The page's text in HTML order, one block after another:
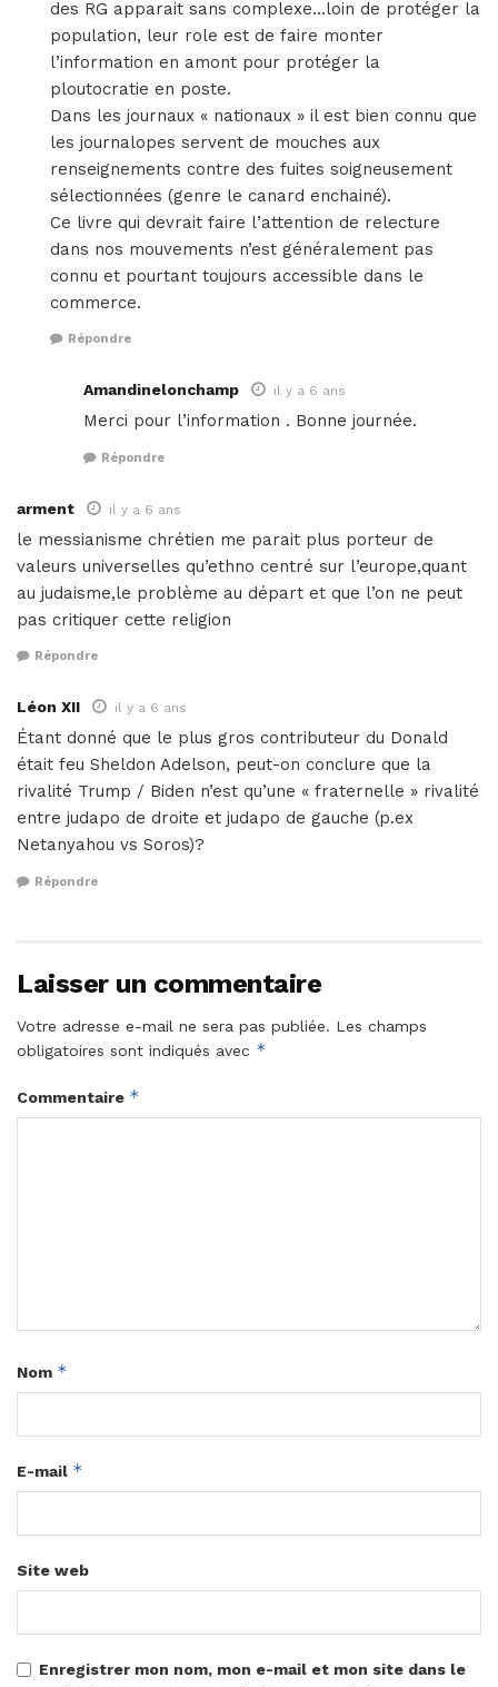
des RG apparait sans complexe…loin de protéger la
population, leur role est de faire monter
l’information en amont pour protéger la
ploutocratie en poste.
Dans les journaux « nationaux » il est bien connu que
les journalopes servent de mouches aux
renseignements contre des fuites soigneusement
sélectionnées (genre le canard enchainé).
Ce livre qui devrait faire l’attention de relecture
dans nos mouvements n’est généralement pas
connu et pourtant toujours accessible dans le
commerce.
Répondre
Amandinelonchamp il y a 6 ans
Merci pour l’information . Bonne journée.
Répondre
arment il y a 6 ans
le messianisme chrétien me parait plus porteur de
valeurs universelles qu’ethno centré sur l’europe,quant
au judaisme,le problème au départ et que l’on ne peut
pas critiquer cette religion
Répondre
Léon XII il y a 6 ans
Étant donné que le plus gros contributeur du Donald
était feu Sheldon Adelson, peut-on conclure que la
rivalité Trump / Biden n’est qu’une « fraternelle » rivalité
entre judapo de droite et judapo de gauche (p.ex
Netanyahou vs Soros)?
Répondre
Laisser un commentaire
Votre adresse e-mail ne sera pas publiée. Les champs
obligatoires sont indiqués avec *
Commentaire *
Nom *
E-mail *
Site web
Enregistrer mon nom, mon e-mail et mon site dans le